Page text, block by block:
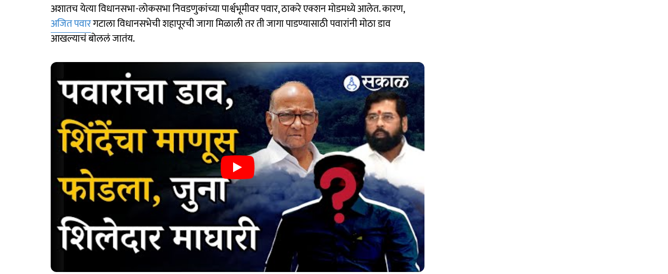
अशातच येत्या विधानसभा-लोकसभा निवडणुकांच्या पार्श्वभूमीवर पवार, ठाकरे एक्शन मोडमध्ये आलेत. कारण,
अजित पवारगटाला विधानसभेची शहापूरची जागा मिळाली तर ती जागा पाडण्यासाठी पवारांनी मोठा डाव
आखल्याचं बोललं जातंय.